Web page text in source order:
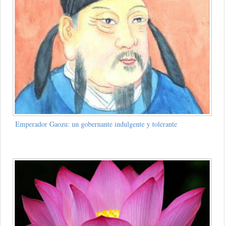
Emperador Gaozu: un gobernante indulgente y tolerante